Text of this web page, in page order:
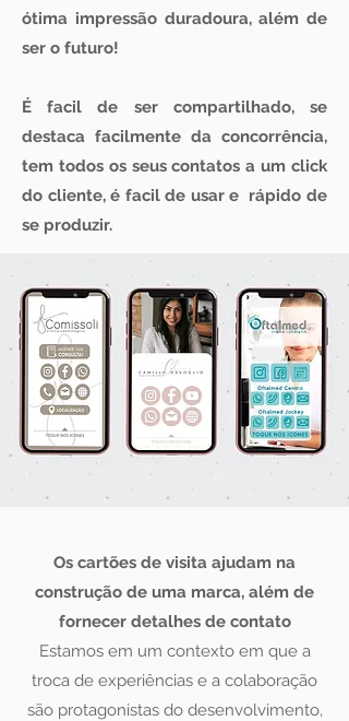
ótima impressão duradoura, além de
ser o futuro!
É facil de ser compartilhado, se
destaca facilmente da concorrência,
tem todos os seus contatos a um click
do cliente, é facil de usar e rápido de
se produzir.
Os cartões de visita ajudam na
construção de uma marca, além de
fornecer detalhes de contato
Estamos em um contexto em que a
troca de experiências e a colaboração
são protagonistas do desenvolvimento,